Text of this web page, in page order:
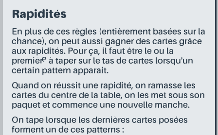
Rapidités
En plus de ces règles (entièrement basées sur la
chance), on peut aussi gagner des cartes grâce
aux rapidités. Pour ça, il faut être le ou la
premièr·e à taper sur le tas de cartes lorsqu'un
certain pattern apparait.
Quand on réussit une rapidité, on ramasse les
cartes du centre de la table, on les met sous son
paquet et commence une nouvelle manche.
On tape lorsque les dernières cartes posées
forment un de ces patterns :